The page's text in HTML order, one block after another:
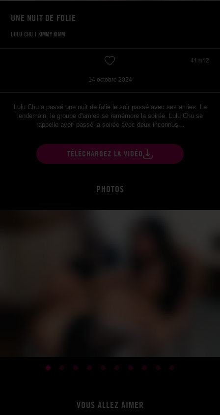
UNE NUIT DE FOLIE
LULU CHU | KIMMY KIMM
41m12
14 octobre 2024
Lulu Chu a passé une nuit de folie le soir passé avec ses amies. Le
lendemain, le groupe d'amies se remémore la soirée. Lulu Chu se
rappelle avoir passé la soirée avec deux inconnus...
TÉLÉCHARGEZ LA VIDÉO
PHOTOS
VOUS ALLEZ AIMER